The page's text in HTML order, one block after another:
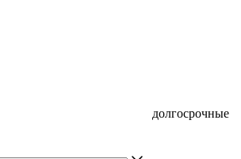
долгосрочные